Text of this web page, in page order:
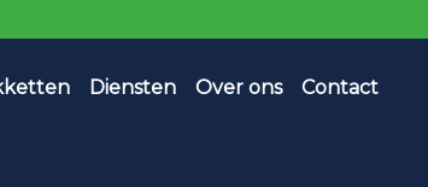
Diensten Over ons Contact